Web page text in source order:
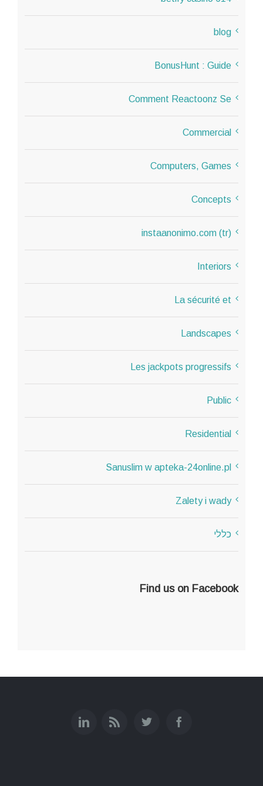
blog
BonusHunt : Guide
Comment Reactoonz Se
Commercial
Computers, Games
Concepts
instaanonimo.com (tr)
Interiors
La sécurité et
Landscapes
Les jackpots progressifs
Public
Residential
Sanuslim w apteka-24online.pl
Zalety i wady
כללי
Find us on Facebook